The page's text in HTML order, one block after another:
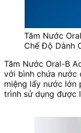
Tăm Nước
Chế Độ Dành
Tăm Nước Oral-B
với bình chứa nước
miệng lấy nước lớn
trình sử dụng được